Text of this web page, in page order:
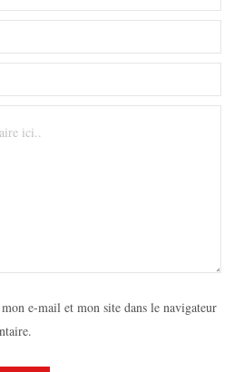
e-mail et mon site dans le navigateur